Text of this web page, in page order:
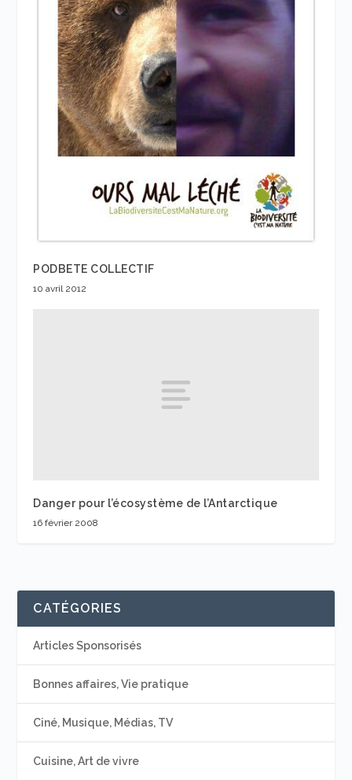
PODBETE COLLECTIF
10 avril 2012
Danger pour l’écosystème de l’Antarctique
16 février 2008
CATÉGORIES
Articles Sponsorisés
Bonnes affaires, Vie pratique
Ciné, Musique, Médias, TV
Cuisine, Art de vivre